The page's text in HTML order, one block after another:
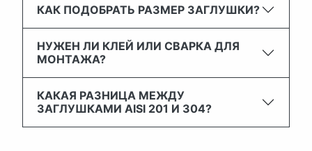
КАК ПОДОБРАТЬ РАЗМЕР ЗАГЛУШКИ?
НУЖЕН ЛИ КЛЕЙ ИЛИ СВАРКА ДЛЯ
МОНТАЖА?
КАКАЯ РАЗНИЦА МЕЖДУ
ЗАГЛУШКАМИ AISI 201 И 304?